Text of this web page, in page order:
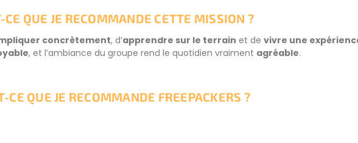
CE QUE JE RECOMMANDE CETTE MISSION ?
concrètement, d’apprendre sur le terrain et de vivre une
, et l’ambiance du groupe rend le quotidien vraiment agréable.
CE QUE JE RECOMMANDE FREEPACKERS ?